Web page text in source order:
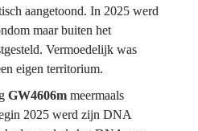
aangetoond. In 2025 werd
maar buiten het
Vermoedelijk was
eigen territorium.
GW4606m meermaals
2025 werd zijn DNA